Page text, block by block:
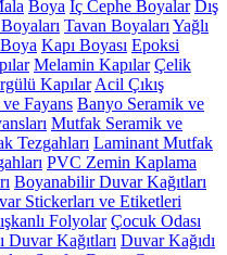
Boya İç Cephe Boyalar Dış
Tavan Boyaları Yağlı
Kapı Boyası Epoksi
Melamin Kapılar Çelik
Kapılar Acil Çıkış
Fayans Banyo Seramik ve
Mutfak Seramik ve
Tezgahları Laminant Mutfak
PVC Zemin Kaplama
Boyanabilir Duvar Kağıtları
Stickerları ve Etiketleri
Folyolar Çocuk Odası
Duvar Kağıtları Duvar Kağıdı